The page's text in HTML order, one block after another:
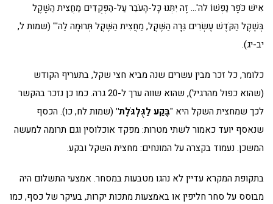
אִישׁ כֹּפֶר נַפְשׁוֹ לה'… זֶה יִתְּנוּ כָּל-הָעֹבֵר עַל-הַפְּקֻדִים מַחֲצִית הַשֶּׁקֶל
בְּשֶׁקֶל הַקֹּדֶשׁ עֶשְׂרִים גֵּרָה הַשֶּׁקֶל, מַחֲצִית הַשֶּׁקֶל תְּרוּמָה לַה'" (שמות ל,
יב-יג).
כלומר, כל זכר מבין עשרים שנה מביא חצי שקל, בתעריף הקודש
(שהוא כפול מהרגיל), שהוא שווה ערך ל-20 גרה. כמו כן נזכר בהקשר
לכך שמחצית השקל היא "בֶּקַע לַגֻּלְגֹּלֶת" (שמות לח, כו). הכסף
שנאסף יועד כאמור לשתי מטרות: מפקד אוכלוסין וגם תרומה למעשה
המשכן. נעמוד בקצרה על המונחים: מחצית השקל ובקע.
בתקופת המקרא עדיין לא נהגו מטבעות במסחר. אמצעי התשלום היה
מבוסס על סחר חליפין או באמצעות מתכות יקרות, בעיקר של כסף, כמו